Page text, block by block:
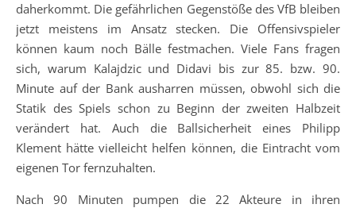
daherkommt. Die gefährlichen Gegenstöße des VfB bleiben
jetzt meistens im Ansatz stecken. Die Offensivspieler
können kaum noch Bälle festmachen. Viele Fans fragen
sich, warum Kalajdzic und Didavi bis zur 85. bzw. 90.
Minute auf der Bank ausharren müssen, obwohl sich die
Statik des Spiels schon zu Beginn der zweiten Halbzeit
verändert hat. Auch die Ballsicherheit eines Philipp
Klement hätte vielleicht helfen können, die Eintracht vom
eigenen Tor fernzuhalten.
Nach 90 Minuten pumpen die 22 Akteure in ihren